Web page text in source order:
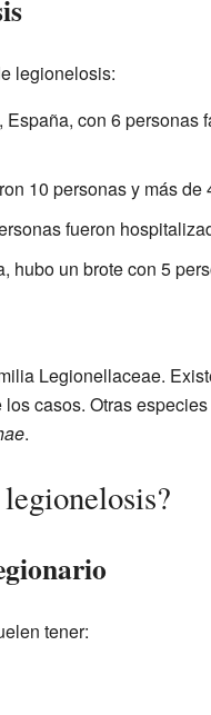
legionelosis:
con 6 personas
10 personas y más de
fueron
hubo un brote con 5
Legionellaceae.
casos. Otras
.
tener: